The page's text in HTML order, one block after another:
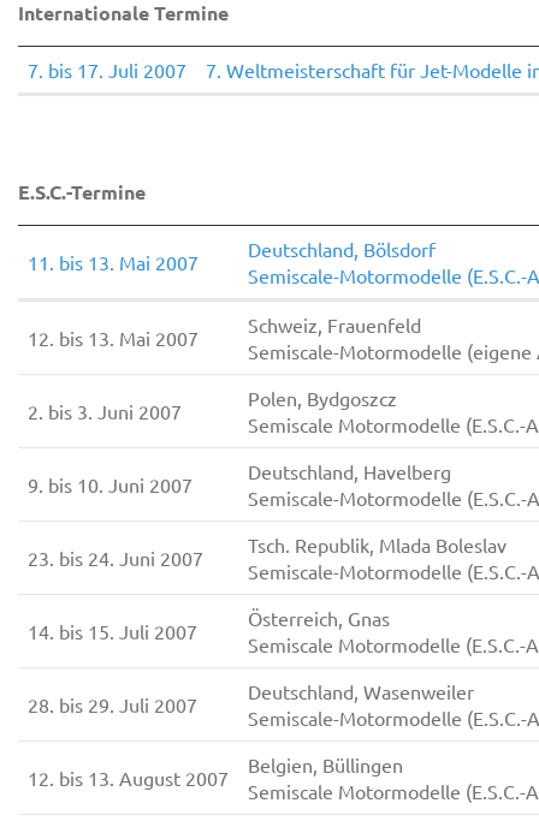
Internationale Termine
7. bis 17. Juli 2007 7. Weltmeisterschaft für Jet-Modelle
E.S.C.-Termine
11. bis 13. Mai 2007
Deutschland, Bölsdorf
Semiscale-Motormodelle (E.S.C.-
12. bis 13. Mai 2007
Schweiz, Frauenfeld
Semiscale-Motormodelle (eigene
2. bis 3. Juni 2007
Polen, Bydgoszcz
Semiscale Motormodelle (E.S.C.-
9. bis 10. Juni 2007
Deutschland, Havelberg
Semiscale-Motormodelle (E.S.C.-
23. bis 24. Juni 2007
Tsch. Republik, Mlada Boleslav
Semiscale-Motormodelle (E.S.C.-
14. bis 15. Juli 2007
Österreich, Gnas
Semiscale Motormodelle (E.S.C.-
28. bis 29. Juli 2007
Deutschland, Wasenweiler
Semiscale-Motormodelle (E.S.C.-
12. bis 13. August 2007
Belgien, Büllingen
Semiscale Motormodelle (E.S.C.-